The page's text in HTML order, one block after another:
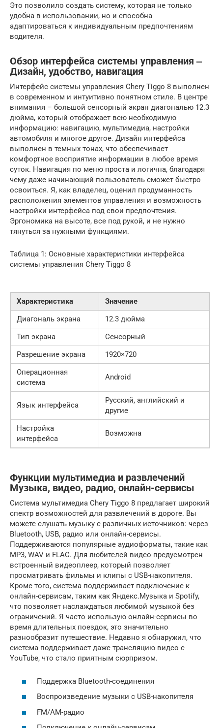
Это позволило создать систему, которая не только
удобна в использовании, но и способна
адаптироваться к индивидуальным предпочтениям
водителя.
Обзор интерфейса системы управления ‒
Дизайн, удобство, навигация
Интерфейс системы управления Chery Tiggo 8 выполнен
в современном и интуитивно понятном стиле. В центре
внимания – большой сенсорный экран диагональю 12.3
дюйма, который отображает всю необходимую
информацию: навигацию, мультимедиа, настройки
автомобиля и многое другое. Дизайн интерфейса
выполнен в темных тонах, что обеспечивает
комфортное восприятие информации в любое время
суток. Навигация по меню проста и логична, благодаря
чему даже начинающий пользователь сможет быстро
освоиться. Я, как владелец, оценил продуманность
расположения элементов управления и возможность
настройки интерфейса под свои предпочтения.
Эргономика на высоте, все под рукой, и не нужно
тянуться за нужными функциями.
Таблица 1: Основные характеристики интерфейса
системы управления Chery Tiggo 8
Характеристика
Значение
Диагональ экрана
12.3 дюйма
Тип экрана
Сенсорный
Разрешение экрана
1920×720
Операционная
система
Android
Язык интерфейса
Русский, английский и
другие
Настройка
интерфейса
Возможна
Функции мультимедиа и развлечений
Музыка, видео, радио, онлайн-сервисы
Система мультимедиа Chery Tiggo 8 предлагает широкий
спектр возможностей для развлечений в дороге. Вы
можете слушать музыку с различных источников: через
Bluetooth, USB, радио или онлайн-сервисы.
Поддерживаются популярные аудиоформаты, такие как
MP3, WAV и FLAC. Для любителей видео предусмотрен
встроенный видеоплеер, который позволяет
просматривать фильмы и клипы с USB-накопителя.
Кроме того, система поддерживает подключение к
онлайн-сервисам, таким как Яндекс.Музыка и Spotify,
что позволяет наслаждаться любимой музыкой без
ограничений. Я часто использую онлайн-сервисы во
время длительных поездок, это значительно
разнообразит путешествие. Недавно я обнаружил, что
система поддерживает даже трансляцию видео с
YouTube, что стало приятным сюрпризом.
Поддержка Bluetooth-соединения
Воспроизведение музыки с USB-накопителя
FM/AM-радио